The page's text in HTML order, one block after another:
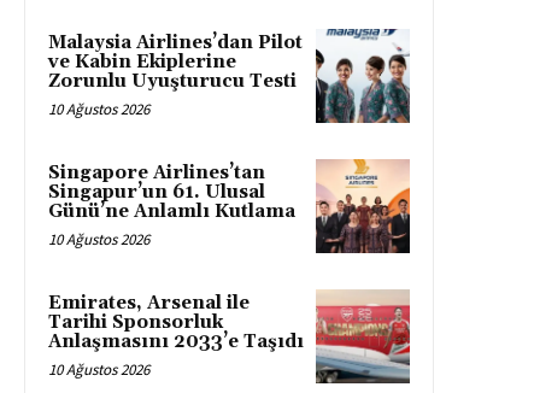
Malaysia Airlines’dan Pilot
ve Kabin Ekiplerine
Zorunlu Uyuşturucu Testi
10 Ağustos 2026
Singapore Airlines’tan
Singapur’un 61. Ulusal
Günü’ne Anlamlı Kutlama
10 Ağustos 2026
Emirates, Arsenal ile
Tarihi Sponsorluk
Anlaşmasını 2033’e Taşıdı
10 Ağustos 2026